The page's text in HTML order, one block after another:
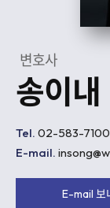
변호사
송이내
Tel. 02-583-7100
E-mail.
E-mail 보